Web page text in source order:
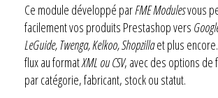
Ce module développé parFME Modulesvous
facilement vos produits Prestashop vers
LeGuide, Twenga, Kelkoo, Shopzillaet plus
flux au formatXML ou CSV, avec des options de
par catégorie, fabricant, stock ou statut.